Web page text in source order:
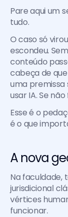
Pare aqui um
tudo.
O caso só
escondeu.
conteúdo
cabeça de
uma
usar IA. Se
Esse é o
é o que
A nova
Na faculdade,
jurisdicional
vértices
funcionar.